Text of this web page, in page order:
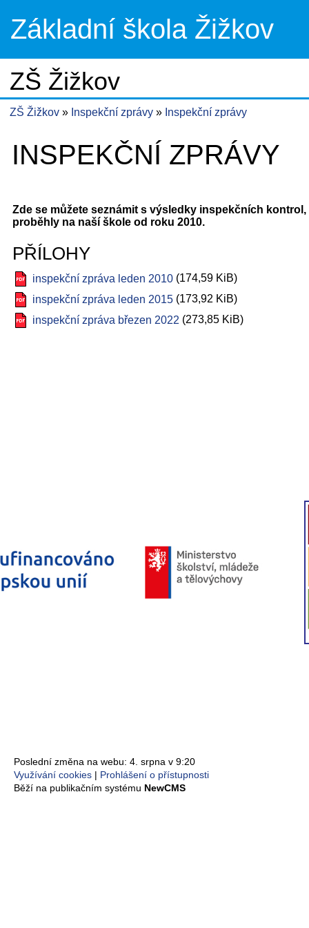
Základní škola Žižkov
ZŠ Žižkov
ZŠ Žižkov Inspekční zprávy Inspekční zprávy
INSPEKČNÍ ZPRÁVY
Zde se můžete seznámit s výsledky inspekčních kontrol,
proběhly na naší škole od roku 2010.
PŘÍLOHY
inspekční zpráva leden 2010 (174,59 KiB)
inspekční zpráva leden 2015 (173,92 KiB)
inspekční zpráva březen 2022 (273,85 KiB)
Poslední změna na webu: 4. srpna v 9:20
Využívání cookies
Prohlášení o přístupnosti
Běží na publikačním systému NewCMS